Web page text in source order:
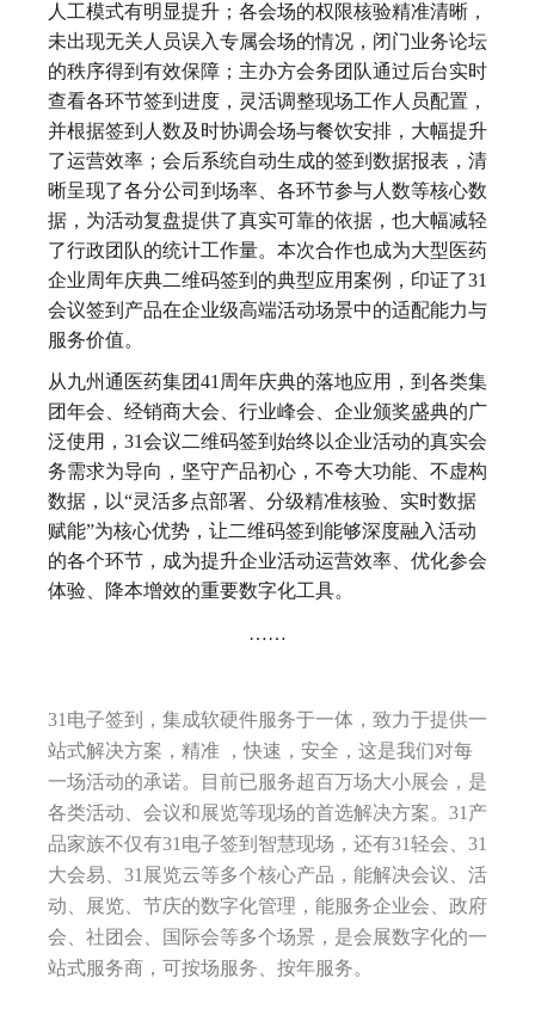
人工模式有明显提升；各会场的权限核验精准清晰，
未出现无关人员误入专属会场的情况，闭门业务论坛
的秩序得到有效保障；主办方会务团队通过后台实时
查看各环节签到进度，灵活调整现场工作人员配置，
并根据签到人数及时协调会场与餐饮安排，大幅提升
了运营效率；会后系统自动生成的签到数据报表，清
晰呈现了各分公司到场率、各环节参与人数等核心数
据，为活动复盘提供了真实可靠的依据，也大幅减轻
了行政团队的统计工作量。本次合作也成为大型医药
企业周年庆典二维码签到的典型应用案例，印证了31
会议签到产品在企业级高端活动场景中的适配能力与
服务价值。
从九州通医药集团41周年庆典的落地应用，到各类集
团年会、经销商大会、行业峰会、企业颁奖盛典的广
泛使用，31会议二维码签到始终以企业活动的真实会
务需求为导向，坚守产品初心，不夸大功能、不虚构
数据，以“灵活多点部署、分级精准核验、实时数据
赋能”为核心优势，让二维码签到能够深度融入活动
的各个环节，成为提升企业活动运营效率、优化参会
体验、降本增效的重要数字化工具。
……
31电子签到，集成软硬件服务于一体，致力于提供一
站式解决方案，精准 ，快速，安全，这是我们对每
一场活动的承诺。目前已服务超百万场大小展会，是
各类活动、会议和展览等现场的首选解决方案。31产
品家族不仅有31电子签到智慧现场，还有31轻会、31
大会易、31展览云等多个核心产品，能解决会议、活
动、展览、节庆的数字化管理，能服务企业会、政府
会、社团会、国际会等多个场景，是会展数字化的一
站式服务商，可按场服务、按年服务。